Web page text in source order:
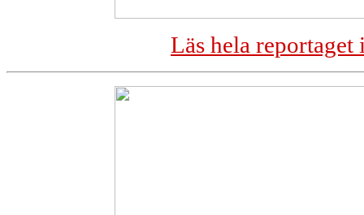
Läs hela reportaget